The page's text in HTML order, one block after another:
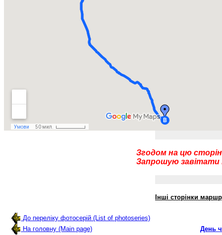
Згодом на цю
Запрошую завітати
Інші сторінки
До переліку фотосерій (List of photoseries)
На головну (Main page)
День